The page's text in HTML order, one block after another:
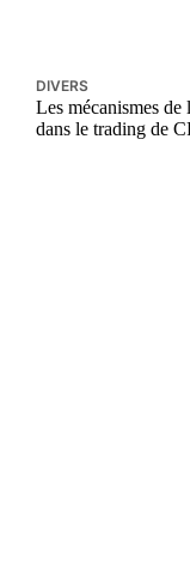
DIVERS
Les mécanismes de
dans le trading de